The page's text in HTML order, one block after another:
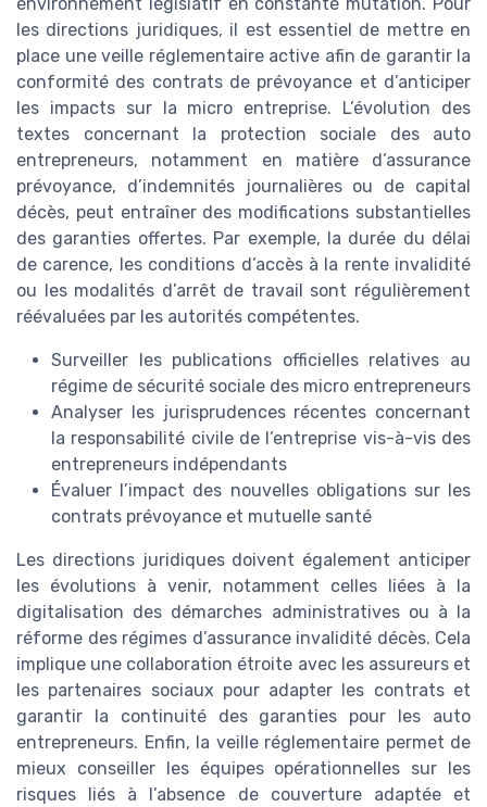
les directions juridiques, il est essentiel de mettre en
place une veille réglementaire active afin de garantir la
conformité des contrats de prévoyance et d’anticiper
les impacts sur la micro entreprise. L’évolution des
textes concernant la protection sociale des auto
entrepreneurs, notamment en matière d’assurance
prévoyance, d’indemnités journalières ou de capital
décès, peut entraîner des modifications substantielles
des garanties offertes. Par exemple, la durée du délai
de carence, les conditions d’accès à la rente invalidité
ou les modalités d’arrêt de travail sont régulièrement
réévaluées par les autorités compétentes.
Surveiller les publications officielles relatives au
régime de sécurité sociale des micro entrepreneurs
Analyser les jurisprudences récentes concernant
la responsabilité civile de l’entreprise vis-à-vis des
entrepreneurs indépendants
Évaluer l’impact des nouvelles obligations sur les
contrats prévoyance et mutuelle santé
Les directions juridiques doivent également anticiper
les évolutions à venir, notamment celles liées à la
digitalisation des démarches administratives ou à la
réforme des régimes d’assurance invalidité décès. Cela
implique une collaboration étroite avec les assureurs et
les partenaires sociaux pour adapter les contrats et
garantir la continuité des garanties pour les auto
entrepreneurs. Enfin, la veille réglementaire permet de
mieux conseiller les équipes opérationnelles sur les
risques liés à l’absence de couverture adaptée et